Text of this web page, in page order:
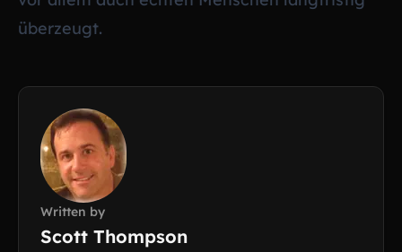
überzeugt.
Written by
Scott Thompson